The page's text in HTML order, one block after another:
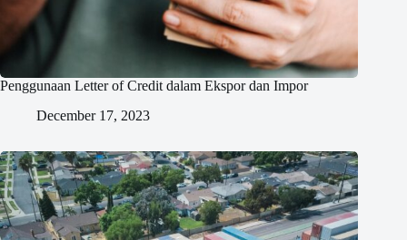
Penggunaan Letter of Credit dalam Ekspor dan Impor
December 17, 2023